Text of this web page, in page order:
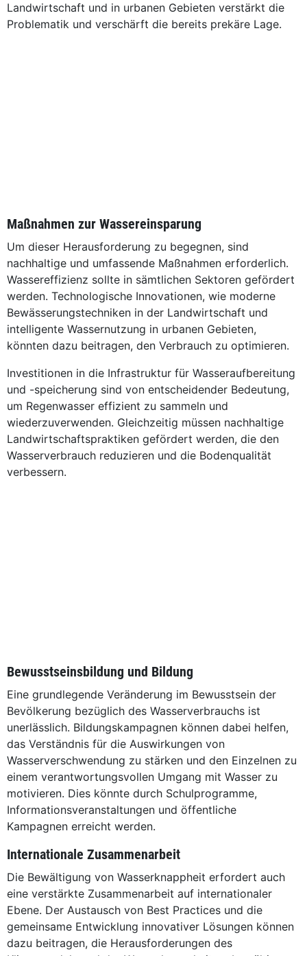
Landwirtschaft und in urbanen Gebieten verstärkt die
Problematik und verschärft die bereits prekäre Lage.
Maßnahmen zur Wassereinsparung
Um dieser Herausforderung zu begegnen, sind
nachhaltige und umfassende Maßnahmen erforderlich.
Wassereffizienz sollte in sämtlichen Sektoren gefördert
werden. Technologische Innovationen, wie moderne
Bewässerungstechniken in der Landwirtschaft und
intelligente Wassernutzung in urbanen Gebieten,
könnten dazu beitragen, den Verbrauch zu optimieren.
Investitionen in die Infrastruktur für Wasseraufbereitung
und -speicherung sind von entscheidender Bedeutung,
um Regenwasser effizient zu sammeln und
wiederzuverwenden. Gleichzeitig müssen nachhaltige
Landwirtschaftspraktiken gefördert werden, die den
Wasserverbrauch reduzieren und die Bodenqualität
verbessern.
Bewusstseinsbildung und Bildung
Eine grundlegende Veränderung im Bewusstsein der
Bevölkerung bezüglich des Wasserverbrauchs ist
unerlässlich. Bildungskampagnen können dabei helfen,
das Verständnis für die Auswirkungen von
Wasserverschwendung zu stärken und den Einzelnen zu
einem verantwortungsvollen Umgang mit Wasser zu
motivieren. Dies könnte durch Schulprogramme,
Informationsveranstaltungen und öffentliche
Kampagnen erreicht werden.
Internationale Zusammenarbeit
Die Bewältigung von Wasserknappheit erfordert auch
eine verstärkte Zusammenarbeit auf internationaler
Ebene. Der Austausch von Best Practices und die
gemeinsame Entwicklung innovativer Lösungen können
dazu beitragen, die Herausforderungen des